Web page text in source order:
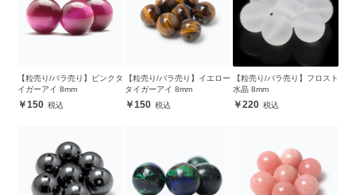
【粒売り/バラ売り】ピンクタ
イガーアイ 8mm
150
【粒売り/バラ売り】イエロー
タイガーアイ 8mm
150
【粒売り/バラ売り】フロスト
水晶 8mm
220